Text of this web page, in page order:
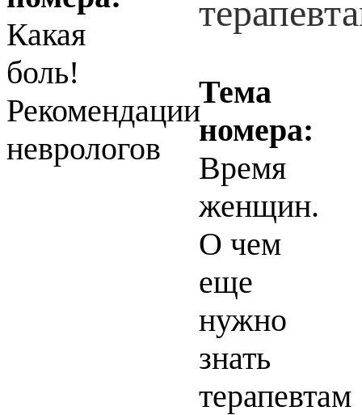
Какая
боль!
Рекомендации
неврологов
Тема
номера:
Время
женщин.
О чем
еще
нужно
знать
терапевтам